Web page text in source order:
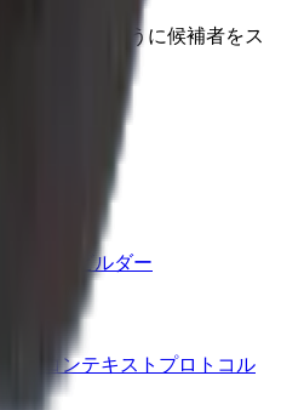
からプロのように候補者をス
ブサイトビルダー
デルコンテキストプロトコル